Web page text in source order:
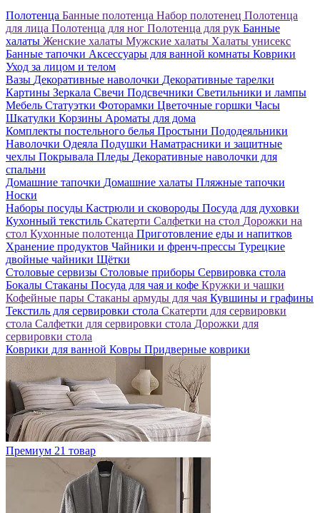
Полотенца Банные полотенца Набор полотенец Полотенца
для лица Полотенца для ног Полотенца для рук Банные
халаты Женские халаты Мужские халаты Халаты унисекс
Банные тапочки Аксессуары для ванной комнаты Коврики
Уход за лицом и телом
Вазы Декоративные наволочки Декоративные тарелки
Картины Зеркала Свечи Подсвечники Светильники и лампы
Мебель Статуэтки Фоторамки Цветочные горшки Часы
Шкатулки Корзины Ароматы для дома
Комплекты постельного белья Простыни Пододеяльники
Наволочки Одеяла Подушки Наматрасники и защитные
чехлы Покрывала Пледы Декоративные наволочки для
спальни
Домашние тапочки Домашние халаты Пляжные тапочки
Носки
Наборы посуды Кастрюли и сковороды Посуда для духовки
Кухонный текстиль Скатерти Салфетки на стол Дорожки на
стол Кухонные полотенца Приготовление еды и напитков
Хранение продуктов Чайники и френч-прессы Турецкие
двойные чайники Щётки
Столовые сервизы Столовые приборы Сервировка стола
Бокалы Стаканы Посуда для чая и кофе Кружки и чашки
Кофейные пары Стаканы армуды для чая Кувшины и графины
Текстиль для сервировки стола Скатерти для сервировки
стола Салфетки для сервировки стола Дорожки для
сервировки стола
Коврики для ванной Ковры Придверные коврики
Премиум 21 товар